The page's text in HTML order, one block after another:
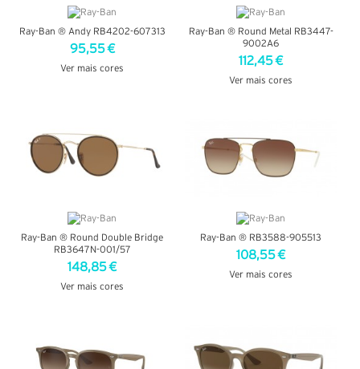
Ray-Ban ® Andy RB4202-607313
95,55 €
Ver mais cores
Ray-Ban ® Round Metal RB3447-
9002A6
112,45 €
Ver mais cores
Ray-Ban ® Round Double Bridge
RB3647N-001/57
148,85 €
Ver mais cores
Ray-Ban ® RB3588-905513
108,55 €
Ver mais cores